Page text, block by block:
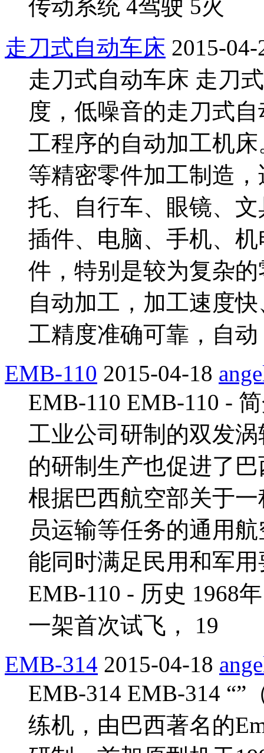
传动系统 4驾驶 5火
走刀式自动车床 2015-
走刀式自动车床 走刀
度，低噪音的走刀式
工程序的自动加工机
等精密零件加工制造
托、自行车、眼镜、
插件、电脑、手机、
件，特别是较为复杂
自动加工，加工速度
工精度准确可靠，自动
EMB-110 2015-04-18
EMB-110 EMB-110 -
工业公司研制的双发
的研制生产也促进了
根据巴西航空部关于
员运输等任务的通用
能同时满足民用和军
EMB-110 - 历史 1968
一架首次试飞， 19
EMB-314 2015-04-18
EMB-314 EMB-314 “”
练机，由巴西著名的